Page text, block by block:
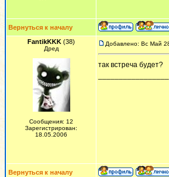
Вернуться к началу
FantikKKK (38)
Дред
Сообщения: 12
Зарегистрирован:
18.05.2006
Добавлено: Вс Май
так встреча будет?
Вернуться к началу